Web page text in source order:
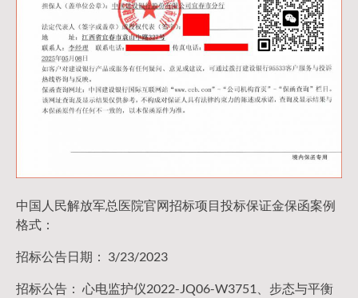
中国人民解放军总医院官网招标项目投标保证金保函案例
格式：
招标公告日期： 3/23/2023
招标公告： 心电监护仪2022-JQ06-W3751、步态与平衡